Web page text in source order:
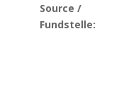
Source /
Fundstelle: